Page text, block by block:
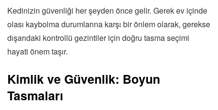
Kedinizin güvenliği her şeyden önce gelir. Gerek ev içinde
olası kaybolma durumlarına karşı bir önlem olarak, gerekse
dışarıdaki kontrollü gezintiler için doğru tasma seçimi
hayati önem taşır.
Kimlik ve Güvenlik: Boyun
Tasmaları